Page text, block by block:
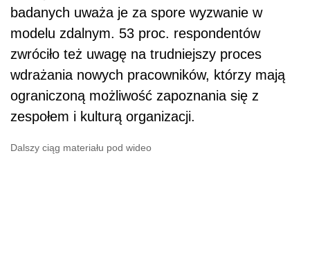
badanych uważa je za spore wyzwanie w
modelu zdalnym. 53 proc. respondentów
zwróciło też uwagę na trudniejszy proces
wdrażania nowych pracowników, którzy mają
ograniczoną możliwość zapoznania się z
zespołem i kulturą organizacji.
Dalszy ciąg materiału pod wideo